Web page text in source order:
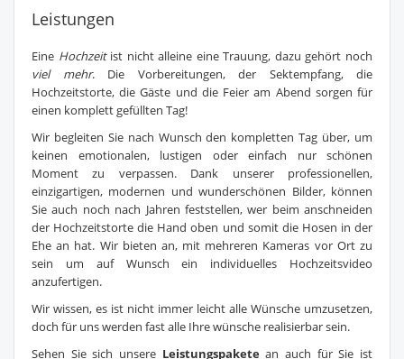
Leistungen
Eine Hochzeitist nicht alleine eine Trauung, dazu gehört noch
viel mehr. Die Vorbereitungen, der Sektempfang, die
Hochzeitstorte, die Gäste und die Feier am Abend sorgen für
einen komplett gefüllten Tag!
Wir begleiten Sie nach Wunsch den kompletten Tag über, um
keinen emotionalen, lustigen oder einfach nur schönen
Moment zu verpassen. Dank unserer professionellen,
einzigartigen, modernen und wunderschönen Bilder, können
Sie auch noch nach Jahren feststellen, wer beim anschneiden
der Hochzeitstorte die Hand oben und somit die Hosen in der
Ehe an hat. Wir bieten an, mit mehreren Kameras vor Ort zu
sein um auf Wunsch ein individuelles Hochzeitsvideo
anzufertigen.
Wir wissen, es ist nicht immer leicht alle Wünsche umzusetzen,
doch für uns werden fast alle Ihre wünsche realisierbar sein.
Sehen Sie sich unsere Leistungspaketean auch für Sie ist